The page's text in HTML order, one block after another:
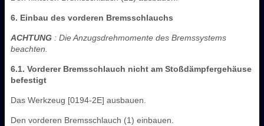
6. Einbau des vorderen Bremsschlauchs
ACHTUNG : Die Anzugsdrehmomente des Bremssystems
beachten.
6.1. Vorderer Bremsschlauch nicht am Stoßdämpfergehäuse
befestigt
Das Werkzeug [0194-2E] ausbauen.
Den vorderen Bremsschlauch (1) einbauen.